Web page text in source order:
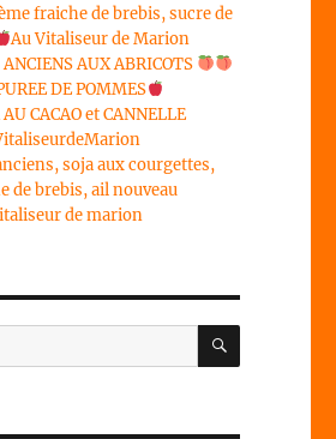
fraiche de brebis, sucre de
Au Vitaliseur de Marion
AUX ABRICOTS
DE POMMES
AU CACAO et CANNELLE
soja aux courgettes,
de brebis, ail nouveau
de marion